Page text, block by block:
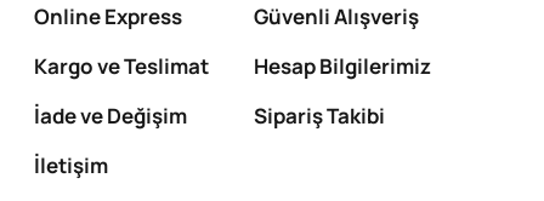
Online Express
Güvenli Alışveriş
Kargo ve Teslimat
Hesap Bilgilerimiz
İade ve Değişim
Sipariş Takibi
İletişim